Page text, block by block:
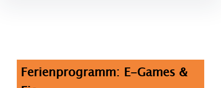
Ferienprogramm: E-Games &